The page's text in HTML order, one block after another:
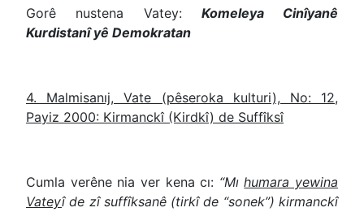
Gorê nustena Vatey: Komeleya Cinîyanê
Kurdistanî yê Demokratan
4. Malmisanıj, Vate (pêseroka kulturi), No: 12,
Payiz 2000: Kirmanckî (Kirdkî) de Suffîksî
Cumla verêne nia ver kena cı: “Mıhumara yewina
Vateyî de zî suffîksanê (tirkî de “sonek”) kirmanckî